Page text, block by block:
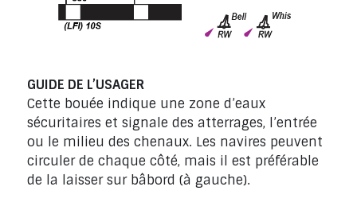
GUIDE DE L’USAGER
Cette bouée indique une zone d’eaux
sécuritaires et signale des atterrages, l’entrée
ou le milieu des chenaux. Les navires peuvent
circuler de chaque côté, mais il est préférable
de la laisser sur bâbord (à gauche).